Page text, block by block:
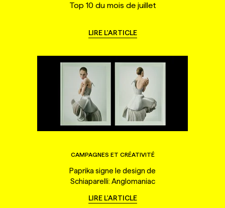
Top 10 du mois de juillet
LIRE L'ARTICLE
CAMPAGNES ET CRÉATIVITÉ
Paprika signe le design de
Schiaparelli: Anglomaniac
LIRE L'ARTICLE